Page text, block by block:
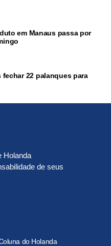
em Manaus passa por
22 palanques para
Holanda
de seus
do Holanda